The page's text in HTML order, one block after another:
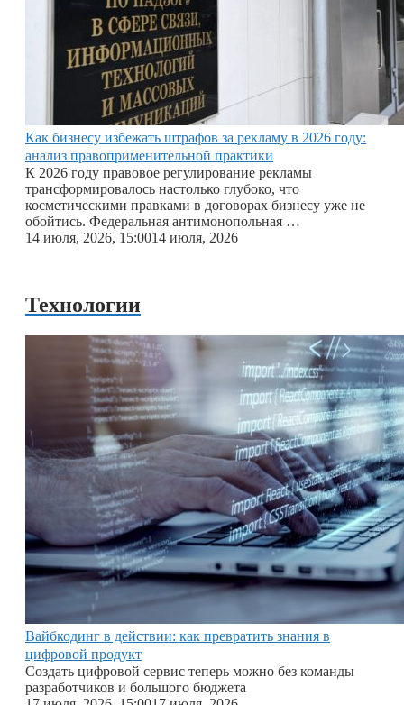
Как бизнесу избежать штрафов за рекламу в 2026 году:
анализ правоприменительной практики
К 2026 году правовое регулирование рекламы
трансформировалось настолько глубоко, что
косметическими правками в договорах бизнесу уже не
обойтись. Федеральная антимонопольная …
14 июля, 2026, 15:0014 июля, 2026
Технологии
Вайбкодинг в действии: как превратить знания в
цифровой продукт
Cоздать цифровой сервис теперь можно без команды
разработчиков и большого бюджета